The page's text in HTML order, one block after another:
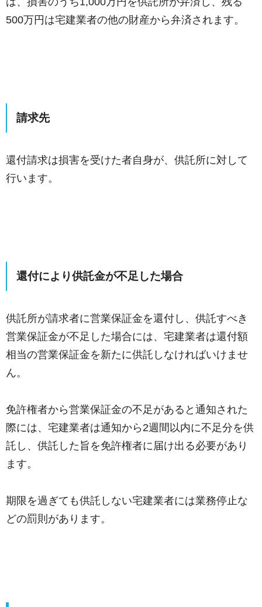
500万円は宅建業者の他の財産から弁済されます。
請求先
還付請求は損害を受けた者自身が、供託所に対して
行います。
還付により供託金が不足した場合
供託所が請求者に営業保証金を還付し、供託すべき
営業保証金が不足した場合には、宅建業者は還付額
相当の営業保証金を新たに供託しなければいけませ
ん。
免許権者から営業保証金の不足があると通知された
際には、宅建業者は通知から2週間以内に不足分を供
託し、供託した旨を免許権者に届け出る必要があり
ます。
期限を過ぎても供託しない宅建業者には業務停止な
どの罰則があります。